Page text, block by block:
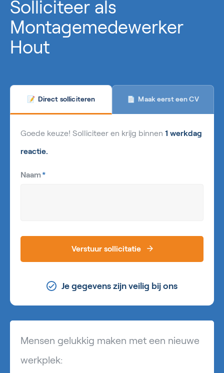
Solliciteer als
Montagemedewerker
Hout
📝 Direct solliciteren 📄 Maak eerst een CV
Goede keuze! Solliciteer en krijg binnen 1 werkdag
reactie.
Naam*
Verstuur sollicitatie
Je gegevens zijn veilig bij ons
Mensen gelukkig maken met een nieuwe
werkplek: